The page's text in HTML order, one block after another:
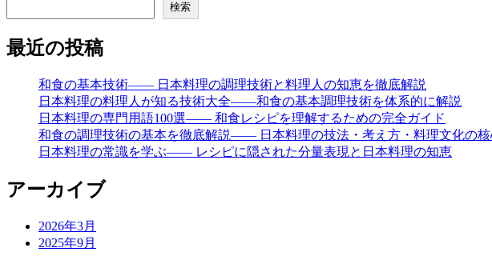
検索
最近の投稿
和食の基本技術―― 日本料理の調理技術と料理人の知恵を徹底解説
日本料理の料理人が知る技術大全――和食の基本調理技術を体系的に解説
日本料理の専門用語100選―― 和食レシピを理解するための完全ガイド
和食の調理技術の基本を徹底解説―― 日本料理の技法・考え方・料理文化の
日本料理の常識を学ぶ―― レシピに隠された分量表現と日本料理の知恵
アーカイブ
2026年3月
2025年9月